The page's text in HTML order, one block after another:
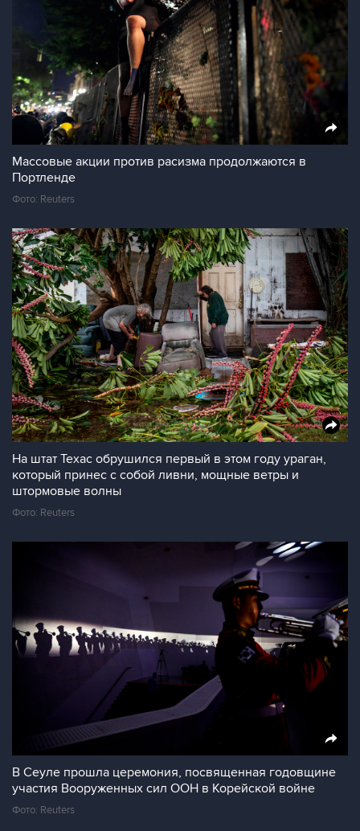
Массовые акции против расизма продолжаются в
Портленде
Фото: Reuters
На штат Техас обрушился первый в этом году ураган,
который принес с собой ливни, мощные ветры и
штормовые волны
Фото: Reuters
В Сеуле прошла церемония, посвященная годовщине
участия Вооруженных сил ООН в Корейской войне
Фото: Reuters